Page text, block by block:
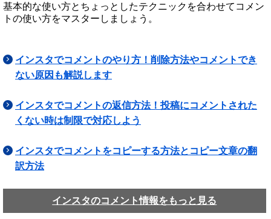
基本的な使い方とちょっとしたテクニックを合わせてコメン
トの使い方をマスターしましょう。
インスタでコメントのやり方！削除方法やコメントでき
ない原因も解説します
インスタでコメントの返信方法！投稿にコメントされた
くない時は制限で対応しよう
インスタでコメントをコピーする方法とコピー文章の翻
訳方法
インスタのコメント情報をもっと見る